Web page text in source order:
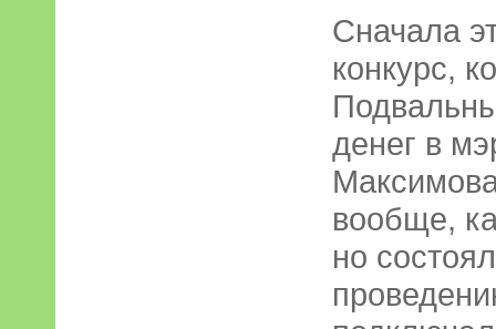
Сначала
конкурс,
денег в
вообще,
но